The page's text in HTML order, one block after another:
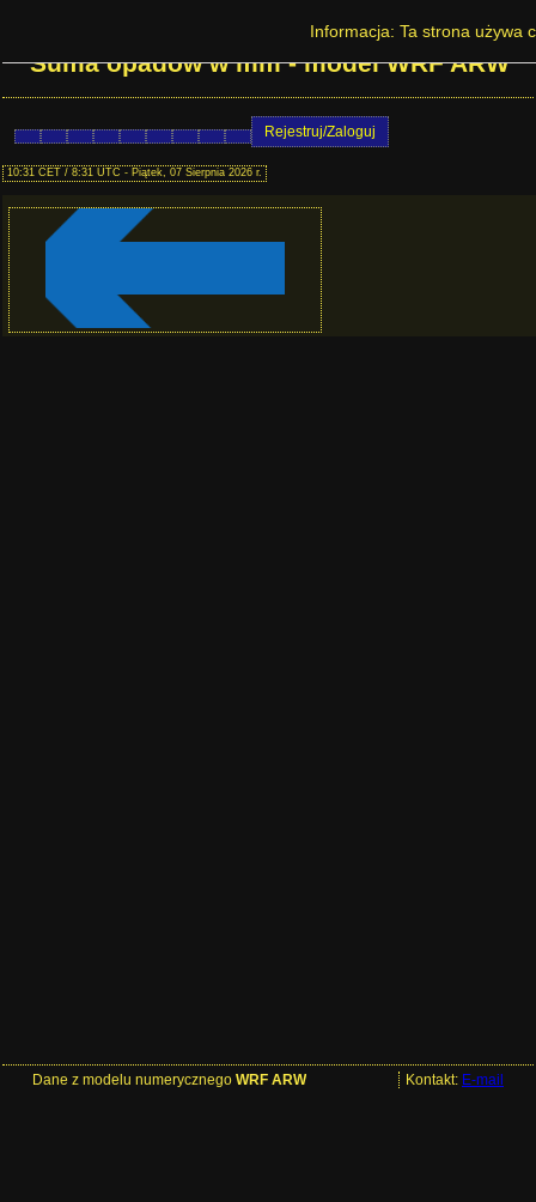
Prognoza pogody na Dolnym Śląsku -
Suma opadów w mm - model WRF ARW
Rejestruj/Zaloguj
10:31 CET / 8:31 UTC - Piątek, 07 Sierpnia 2026 r.
Dane z modelu numerycznego WRF ARW Kontakt: E-mail
Informacja: Ta strona używa